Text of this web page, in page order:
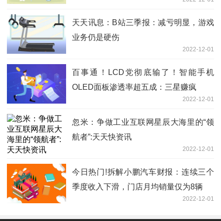
天天讯息：B站三季报：减亏明显，游戏
业务仍是硬伤
2022-12-01
百事通！LCD党彻底输了！智能手机
OLED面板渗透率超五成：三星赚疯
2022-12-01
忽米：争做工业互联网星辰大海里的“领
航者”:天天快资讯
2022-12-01
今日热门!拆解小鹏汽车财报：连续三个
季度收入下滑，门店月均销量仅为8辆
2022-12-01